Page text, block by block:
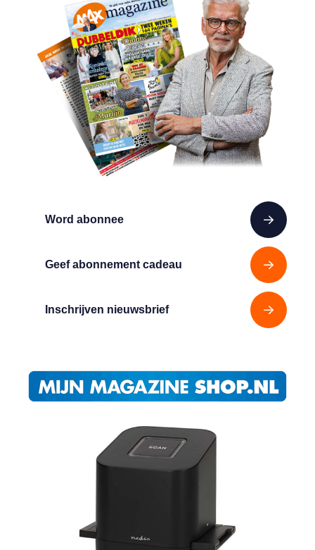
Word abonnee
Geef abonnement cadeau
Inschrijven nieuwsbrief